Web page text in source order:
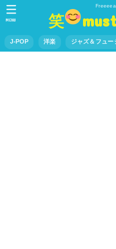
笑
J-POP 洋楽 ジャズ＆フュー
MENU